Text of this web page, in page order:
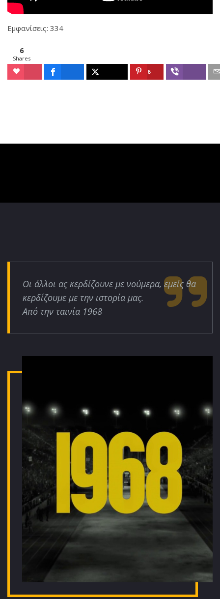
Εμφανίσεις: 334
6
Shares
6
Οι άλλοι ας κερδίζουνε με νούμερα, εμείς θα
κερδίζουμε με την ιστορία μας.
Από την ταινία 1968